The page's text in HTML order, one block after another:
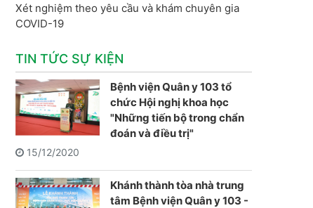
Xét nghiệm theo yêu cầu và khám chuyên gia
COVID-19
TIN TỨC SỰ KIỆN
Bệnh viện Quân y 103 tổ
chức Hội nghị khoa học
"Những tiến bộ trong chẩn
đoán và điều trị"
15/12/2020
Khánh thành tòa nhà trung
tâm Bệnh viện Quân y 103 -